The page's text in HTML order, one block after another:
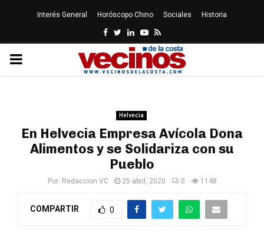
Interés General Horóscopo Chino Sociales Historia
Facebook
Twitter
LinkedinYoutube
Rss
PRIMARY
Helvecia
En Helvecia Empresa Avícola Dona
Alimentos y se Solidariza con su
Pueblo
Por: Redaccion VC 25 abril, 2020 0 1148
COMPARTIR 0